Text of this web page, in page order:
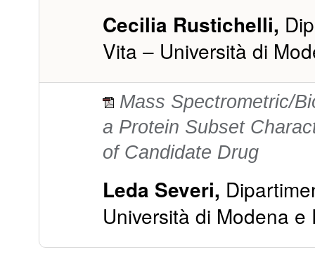
Cecilia Rustichelli,
Vita – Università di
Mass Spectrometric/
a Protein Subset
of Candidate Drug
Leda Severi,
Università di Modena e